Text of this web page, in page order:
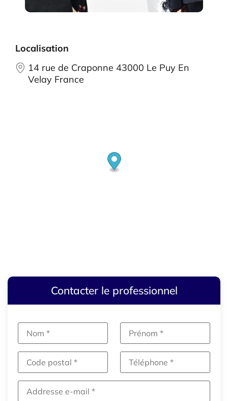
Localisation
14 rue de Craponne 43000 Le Puy En
Velay France
Contacter le professionnel